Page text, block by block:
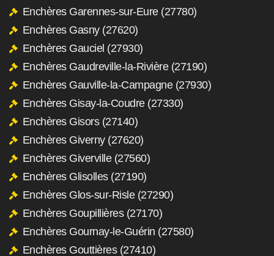
Enchères Garennes-sur-Eure (27780)
Enchères Gasny (27620)
Enchères Gauciel (27930)
Enchères Gaudreville-la-Rivière (27190)
Enchères Gauville-la-Campagne (27930)
Enchères Gisay-la-Coudre (27330)
Enchères Gisors (27140)
Enchères Giverny (27620)
Enchères Giverville (27560)
Enchères Glisolles (27190)
Enchères Glos-sur-Risle (27290)
Enchères Goupillières (27170)
Enchères Gournay-le-Guérin (27580)
Enchères Gouttières (27410)